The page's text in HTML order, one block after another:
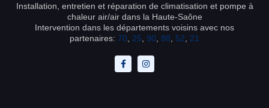
Installation, entretien et réparation de climatisation et pompe à
chaleur air/air dans la Haute-Saône
Intervention dans les départements voisins avec nos
partenaires: 70 25 90 88 52 21